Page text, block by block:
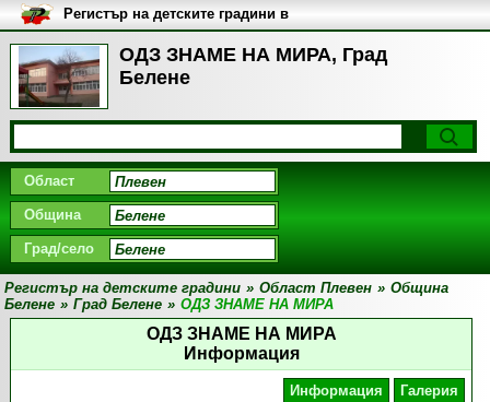
ОДЗ ЗНАМЕ НА МИРА, Град
Белене
Регистър на детските градини в
България
Област
Община
Град/село
Регистър на детските градини » Област Плевен » Община
Белене » Град Белене » ОДЗ ЗНАМЕ НА МИРА
ОДЗ ЗНАМЕ НА МИРА
Информация
Информация Галерия